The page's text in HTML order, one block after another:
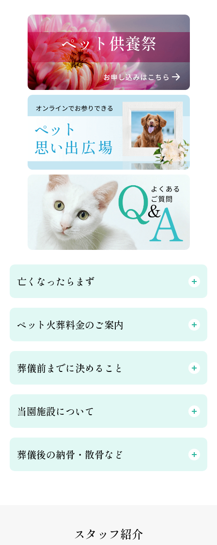
亡くなったらまず
ペット火葬料金のご案内
葬儀前までに決めること
当園施設について
葬儀後の納骨・散骨など
スタッフ紹介